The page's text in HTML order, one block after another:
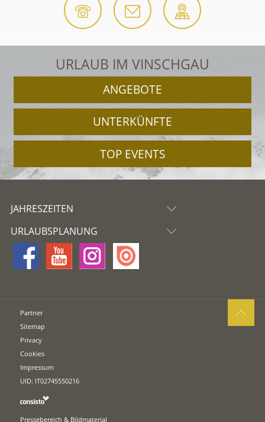
URLAUB IM VINSCHGAU
ANGEBOTE
UNTERKÜNFTE
TOP EVENTS
JAHRESZEITEN
URLAUBSPLANUNG
Partner
Sitemap
Privacy
Cookies
Impressum
UID: IT02745550216
Pressebereich & Bildmaterial